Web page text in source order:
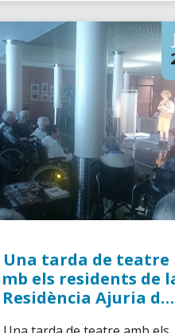
Una tarda de teatre
els residents de
Residència Ajuria de